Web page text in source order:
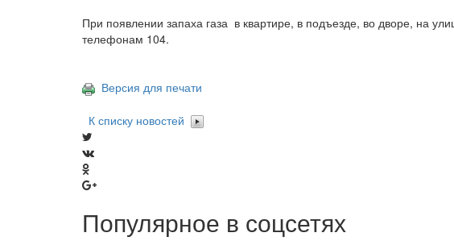
При появлении запаха газа в квартире, в подъезде, во дворе, на
телефонам 104.
Версия для печати
К списку новостей
Популярное в соцсетях